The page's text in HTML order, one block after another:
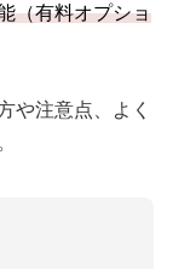
（有料オプショ
や注意点、よく